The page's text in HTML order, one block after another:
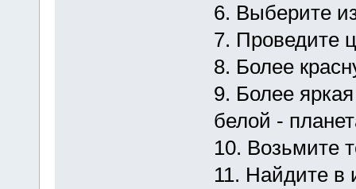
6. Выберите
7. Проведите
8. Более
9. Более
белой -
10. Возьмите
11. Найдите в